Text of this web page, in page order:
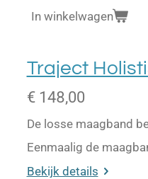
In winkelwagen
Traject
€ 148,00
De losse maagband
Eenmaalig de
Bekijk details